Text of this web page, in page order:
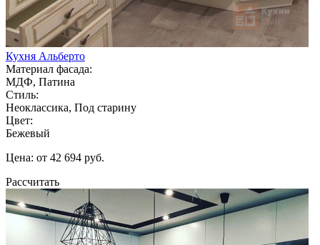
Кухня Альберто
Материал фасада:
МДФ, Патина
Стиль:
Неоклассика, Под старину
Цвет:
Бежевый
Цена: от 42 694 руб.
Рассчитать